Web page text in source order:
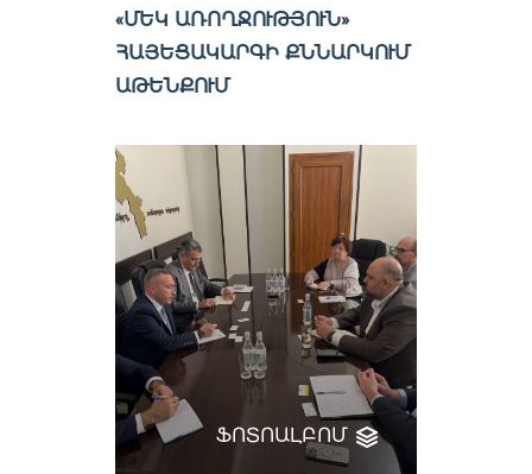
«ՄԵԿ ԱՌՈՂՋՈՒԹՅՈՒՆ»
ՀԱՅԵՑԱԿԱՐԳԻ ՔՆՆԱՐԿՈՒՄ
ԱԹԵՆՔՈՒՄ
ՖՈՏՈԱԼԲՈՄ